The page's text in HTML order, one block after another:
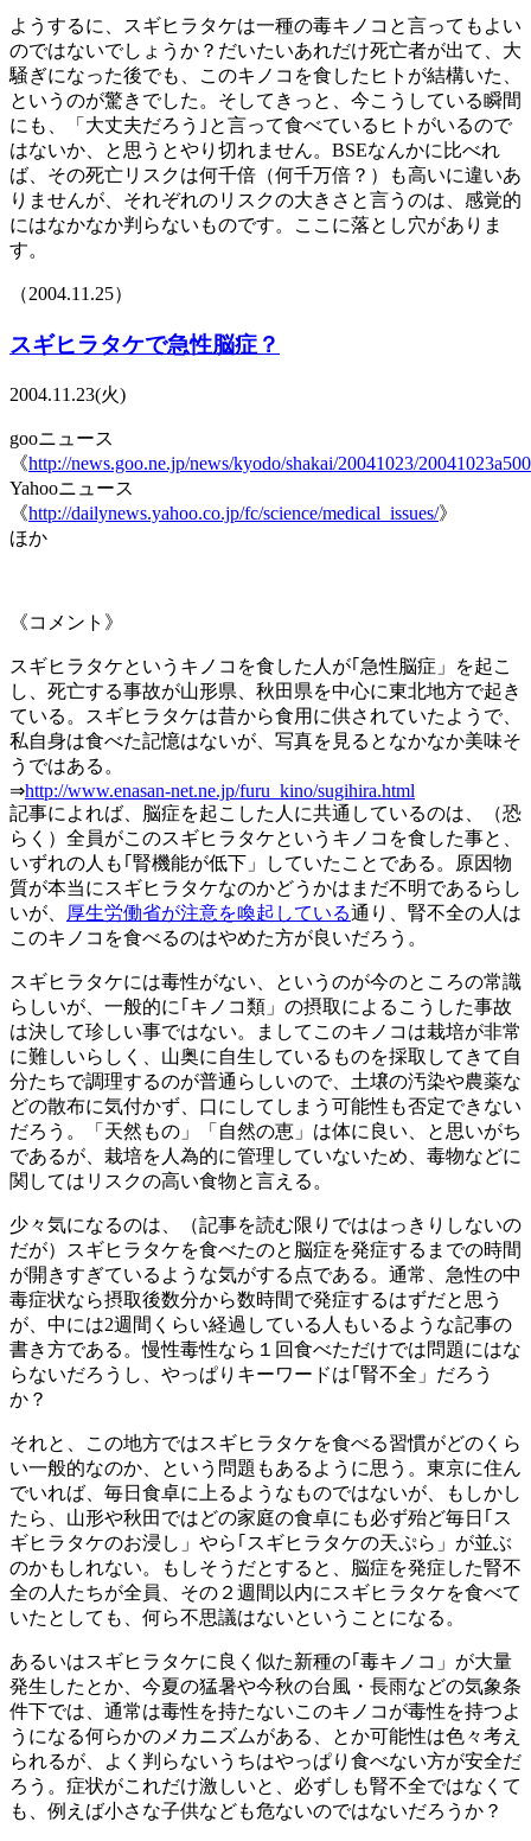
ようするに、スギヒラタケは一種の毒キノコと言ってもよい
のではないでしょうか？だいたいあれだけ死亡者が出て、大
騒ぎになった後でも、このキノコを食したヒトが結構いた、
というのが驚きでした。そしてきっと、今こうしている瞬間
にも、「大丈夫だろう｣と言って食べているヒトがいるので
はないか、と思うとやり切れません。BSEなんかに比べれ
ば、その死亡リスクは何千倍（何千万倍？）も高いに違いあ
りませんが、それぞれのリスクの大きさと言うのは、感覚的
にはなかなか判らないものです。ここに落とし穴がありま
す。
（2004.11.25）
スギヒラタケで急性脳症？
2004.11.23(火)
gooニュース
《http://news.goo.ne.jp/news/kyodo/shakai/20041023/
Yahooニュース
《http://dailynews.yahoo.co.jp/fc/science/medical_issues/》
ほか
《コメント》
スギヒラタケというキノコを食した人が｢急性脳症」を起こ
し、死亡する事故が山形県、秋田県を中心に東北地方で起き
ている。スギヒラタケは昔から食用に供されていたようで、
私自身は食べた記憶はないが、写真を見るとなかなか美味そ
うではある。
⇒http://www.enasan-net.ne.jp/furu_kino/sugihira.html
記事によれば、脳症を起こした人に共通しているのは、（恐
らく）全員がこのスギヒラタケというキノコを食した事と、
いずれの人も｢腎機能が低下」していたことである。原因物
質が本当にスギヒラタケなのかどうかはまだ不明であるらし
いが、
厚生労働省が注意を喚起している通り、腎不全の人は
このキノコを食べるのはやめた方が良いだろう。
スギヒラタケには毒性がない、というのが今のところの常識
らしいが、一般的に｢キノコ類」の摂取によるこうした事故
は決して珍しい事ではない。ましてこのキノコは栽培が非常
に難しいらしく、山奥に自生しているものを採取してきて自
分たちで調理するのが普通らしいので、土壌の汚染や農薬な
どの散布に気付かず、口にしてしまう可能性も否定できない
だろう。「天然もの」「自然の恵」は体に良い、と思いがち
であるが、栽培を人為的に管理していないため、毒物などに
関してはリスクの高い食物と言える。
少々気になるのは、（記事を読む限りでははっきりしないの
だが）スギヒラタケを食べたのと脳症を発症するまでの時間
が開きすぎているような気がする点である。通常、急性の中
毒症状なら摂取後数分から数時間で発症するはずだと思う
が、中には2週間くらい経過している人もいるような記事の
書き方である。慢性毒性なら１回食べただけでは問題にはな
らないだろうし、やっぱりキーワードは｢腎不全」だろう
か？
それと、この地方ではスギヒラタケを食べる習慣がどのくら
い一般的なのか、という問題もあるように思う。東京に住ん
でいれば、毎日食卓に上るようなものではないが、もしかし
たら、山形や秋田ではどの家庭の食卓にも必ず殆ど毎日｢ス
ギヒラタケのお浸し」やら｢スギヒラタケの天ぷら」が並ぶ
のかもしれない。もしそうだとすると、脳症を発症した腎不
全の人たちが全員、その２週間以内にスギヒラタケを食べて
いたとしても、何ら不思議はないということになる。
あるいはスギヒラタケに良く似た新種の｢毒キノコ」が大量
発生したとか、今夏の猛暑や今秋の台風・長雨などの気象条
件下では、通常は毒性を持たないこのキノコが毒性を持つよ
うになる何らかのメカニズムがある、とか可能性は色々考え
られるが、よく判らないうちはやっぱり食べない方が安全だ
ろう。症状がこれだけ激しいと、必ずしも腎不全ではなくて
も、例えば小さな子供なども危ないのではないだろうか？